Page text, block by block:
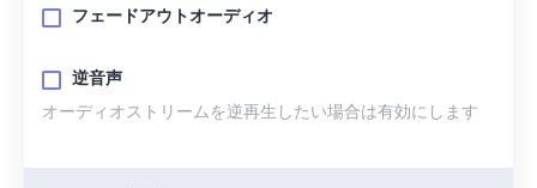
フェードアウトオーディオ
逆音声
オーディオストリームを逆再生したい場合は有効にします